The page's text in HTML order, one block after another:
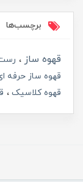
برچسب‌ها
قهوه ساز
قهوه ساز حرفه
قهوه کلاسیک